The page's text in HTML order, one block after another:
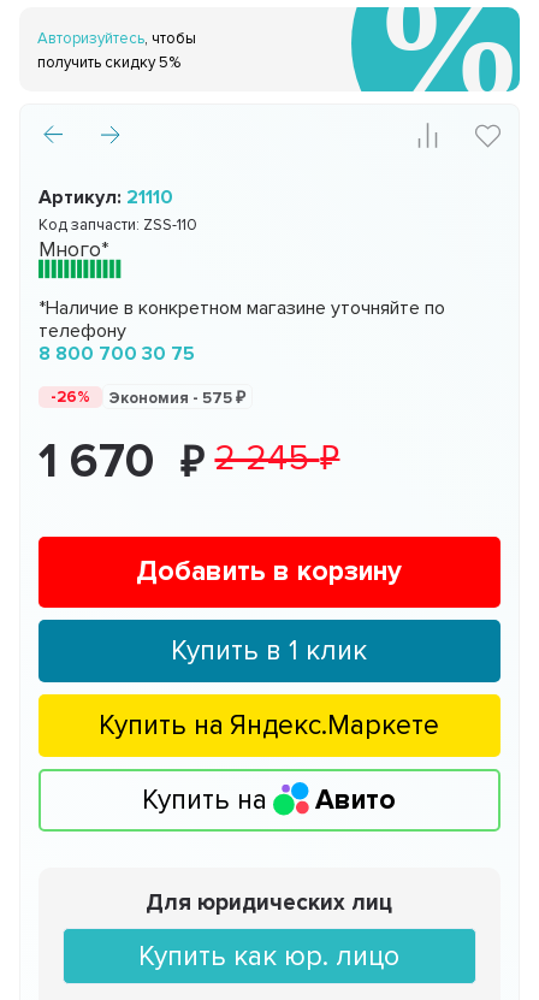
Авторизуйтесь, чтобы
получить скидку 5%
Артикул: 21110
Код запчасти: ZSS-110
Много*
*Наличие в конкретном магазине уточняйте по
телефону
8 800 700 30 75
-26% Экономия - 575
1 670 2 245
Добавить в корзину
Купить в 1 клик
Купить на Яндекс.Маркете
Купить на Авито
Для юридических лиц
Купить как юр. лицо